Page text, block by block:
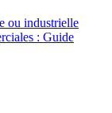
ou industrielle
: Guide